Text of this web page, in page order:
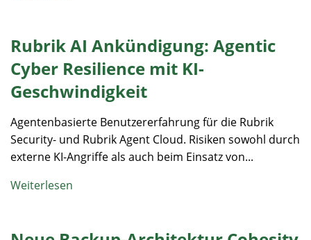
Rubrik AI Ankündigung: Agentic
Cyber Resilience mit KI-
Geschwindigkeit
Agentenbasierte Benutzererfahrung für die Rubrik
Security- und Rubrik Agent Cloud. Risiken sowohl durch
externe KI-Angriffe als auch beim Einsatz von...
Weiterlesen